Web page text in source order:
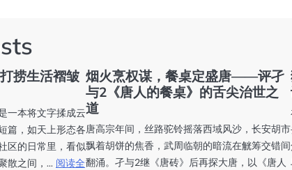
捞生活褶皱
一本将文字揉成云
篇，如天上形态各
区的日常里，看似
散之间，... 阅读全
烟火烹权谋，餐桌定盛唐——评孑
与2《唐人的餐桌》的舌尖治世之
道
唐高宗年间，丝路驼铃摇落西域风沙，长安胡市
飘着胡饼的焦香，武周临朝的暗流在觥筹交错间
翻涌。孑与2继《唐砖》后再探大唐，以《唐人